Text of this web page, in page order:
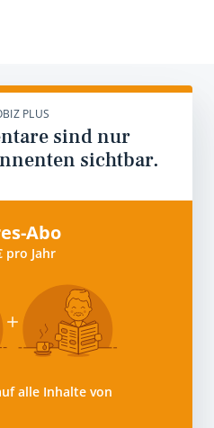
PLUS
sind nur
sichtbar.
Abo
pro Jahr
alle Inhalte von